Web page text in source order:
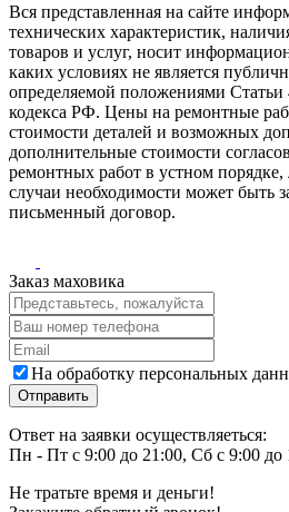
Вся представленная на сайте
технических характеристик,
товаров и услуг, носит
каких условиях не является
определяемой положениями Статьи
кодекса РФ. Цены на ремонтные
стоимости деталей и возможных
дополнительные стоимости
ремонтных работ в устном
случаи необходимости может быть
письменный договор.
Заказ маховика
На обработку персональных
Ответ на заявки осуществляеться:
Пн - Пт с 9:00 до 21:00, Сб с 9:00 до
Не тратьте время и деньги!